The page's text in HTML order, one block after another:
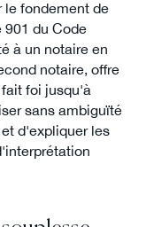
le fondement de
du Code
à un notaire en
notaire, offre
fait foi jusqu'à
sans ambiguïté
d'expliquer les